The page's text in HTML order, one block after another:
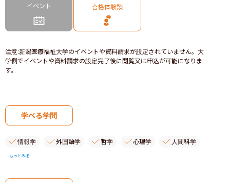
イベント 合格体験談
注意:新潟医療福祉大学のイベントや資料請求が設定されていません。大
学側でイベントや資料請求の設定完了後に閲覧又は申込が可能になりま
す。
学べる学問
情報学 外国語学 哲学 心理学 人間科学
もっとみる